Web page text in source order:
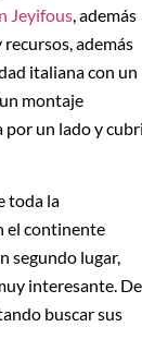
Jeyifous , además
recursos, además
italiana con un
montaje
por un lado y
toda la
el continente
segundo lugar,
interesante. De
buscar sus